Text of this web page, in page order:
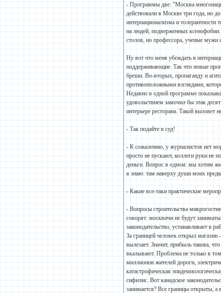
- Программы две: "Москва
действовали в Москве три года, но
интернационализма и
на людей, подверженных
столов, но профессора, ученые мужи
Ну вот что меня убеждать в
поддерживающие. Так что новые
бреши. Во-вторых, пропаганду и
противоположными взглядами,
Недавно в одной программе
удовольствием замочил бы этак
интерьере ресторана. Такой вызовет
- Так подайте в суд!
- К сожалению, у журналистов нет
просто не пускают, коллеги руки не
деньги. Вопрос в одном: мы хотим
я знаю: там наверху души моих
- Какие все-таки практические
- Вопросы строительства
говорят: москвичи не будут
законодательство, устанавливает в
За границей человек открыл
вылезает. Значит, прибыль такова,
вкалывают. Проблема не только в
миллионов жителей дороги,
катастрофическая
сифилис. Вот канадское
занимается? Все границы открыты,